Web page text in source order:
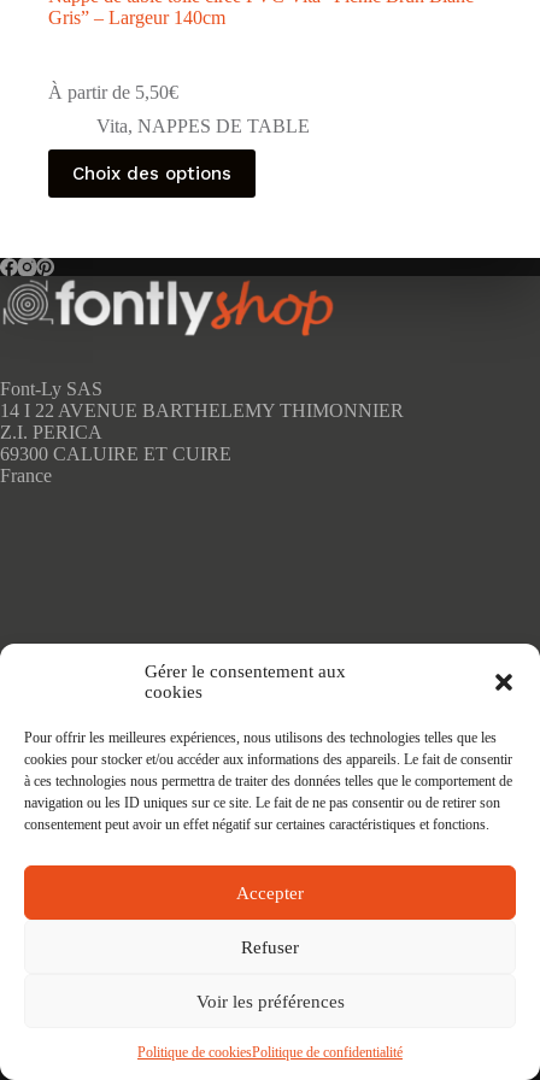
Gérer le consentement aux
cookies
Pour offrir les meilleures expériences, nous utilisons des technologies telles que les
cookies pour stocker et/ou accéder aux informations des appareils. Le fait de consentir
à ces technologies nous permettra de traiter des données telles que le comportement de
navigation ou les ID uniques sur ce site. Le fait de ne pas consentir ou de retirer son
consentement peut avoir un effet négatif sur certaines caractéristiques et fonctions.
Accepter
Refuser
Voir les préférences
Politique de cookiesPolitique de confidentialité
Gris” – Largeur 140cm
À partir de 5,50€
Vita, NAPPES DE TABLE
Choix des options
Ce
produit
a
Les
options
peuvent
être
la
page
du
produit
Font-Ly SAS
14 I 22 AVENUE BARTHELEMY THIMONNIER
Z.I. PERICA
69300 CALUIRE ET CUIRE
France
Adhésifs SANS PVC
Nappes
Protège Table
Nappes SANS PVC
Tapis PRATIC
Affaires à faire
Contact
Mon compte
Politique de cookies (UE)
Copyright © 2026 fontlyshop